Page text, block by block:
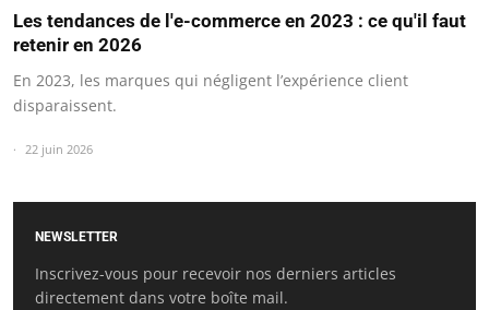
Les tendances de l'e-commerce en 2023 : ce qu'il faut
retenir en 2026
En 2023, les marques qui négligent l’expérience client
disparaissent.
22 juin 2026
NEWSLETTER
Inscrivez-vous pour recevoir nos derniers articles
directement dans votre boîte mail.